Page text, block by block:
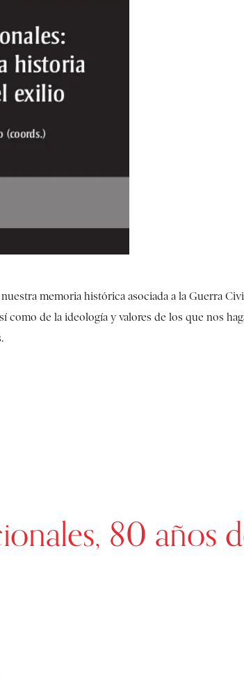
memoria histórica asociada a la Guerra
como de la ideología y valores de los que nos
80 años